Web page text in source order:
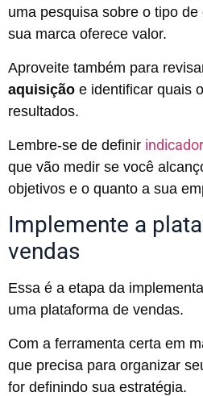
uma pesquisa sobre o tipo
sua marca oferece valor.
Aproveite também para
aquisição e identificar quais
resultados.
Lembre-se de definir
que vão medir se você
objetivos e o quanto a sua
Implemente a
vendas
Essa é a etapa da
uma plataforma de vendas.
Com a ferramenta certa em
que precisa para organizar
for definindo sua estratégia.